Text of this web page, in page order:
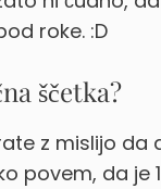
roke. :D
ščetka?
z mislijo da
povem, da je